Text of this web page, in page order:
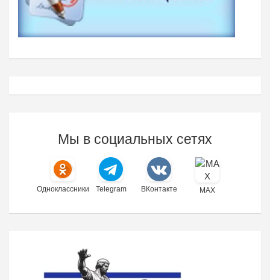
Мы в социальных сетях
Одноклассники Telegram ВКонтакте MAX